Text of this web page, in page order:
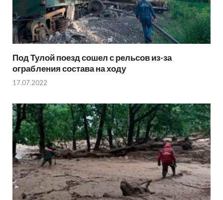
Под Тулой поезд сошел с рельсов из-за
ограбления состава на ходу
17.07.2022